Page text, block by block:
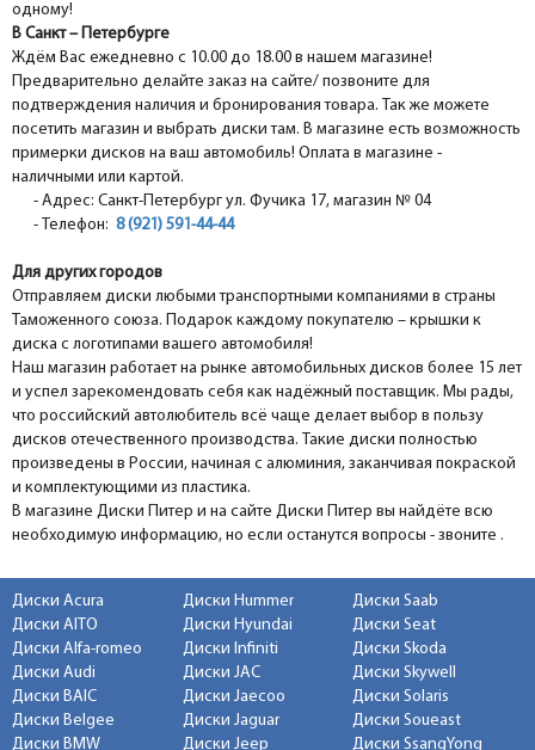
одному!
В Санкт – Петербурге
Ждём Вас ежедневно с 10.00 до 18.00 в нашем магазине!
Предварительно делайте заказ на сайте/ позвоните для
подтверждения наличия и бронирования товара. Так же можете
посетить магазин и выбрать диски там. В магазине есть возможность
примерки дисков на ваш автомобиль! Оплата в магазине -
наличными или картой.
- Адрес: Санкт-Петербург ул. Фучика 17, магазин № 04
- Телефон: 8 (921) 591-44-44
Для других городов
Отправляем диски любыми транспортными компаниями в страны
Таможенного союза. Подарок каждому покупателю – крышки к
диска с логотипами вашего автомобиля!
Наш магазин работает на рынке автомобильных дисков более 15 лет
и успел зарекомендовать себя как надёжный поставщик. Мы рады,
что российский автолюбитель всё чаще делает выбор в пользу
дисков отечественного производства. Такие диски полностью
произведены в России, начиная с алюминия, заканчивая покраской
и комплектующими из пластика.
В магазине Диски Питер и на сайте Диски Питер вы найдёте всю
необходимую информацию, но если останутся вопросы - звоните .
Диски Acura
Диски AITO
Диски Alfa-romeo
Диски Audi
Диски BAIC
Диски Belgee
Диски BMW
Диски Hummer
Диски Hyundai
Диски Infiniti
Диски JAC
Диски Jaecoo
Диски Jaguar
Диски Jeep
Диски Saab
Диски Seat
Диски Skoda
Диски Skywell
Диски Solaris
Диски Soueast
Диски SsangYong